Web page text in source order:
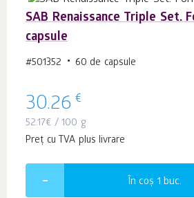
SAB Renaissance Triple Set.
capsule
#501352 60 de capsule
30.26 €
52.17€ / 100 g
Preț cu TVA plus livrare
În coș 1 buc.